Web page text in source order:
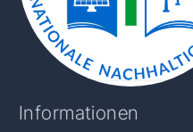
Informationen